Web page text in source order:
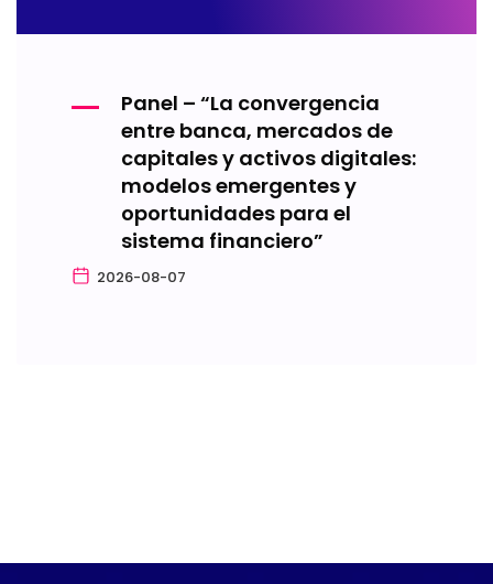
Panel – “La convergencia
entre banca, mercados de
capitales y activos digitales:
modelos emergentes y
oportunidades para el
sistema financiero”
2026-08-07